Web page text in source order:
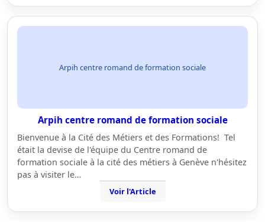
Arpih centre romand de formation sociale
Arpih centre romand de formation sociale
Bienvenue à la Cité des Métiers et des Formations! Tel
était la devise de l'équipe du Centre romand de
formation sociale à la cité des métiers à Genève n'hésitez
pas à visiter le…
Voir l'Article